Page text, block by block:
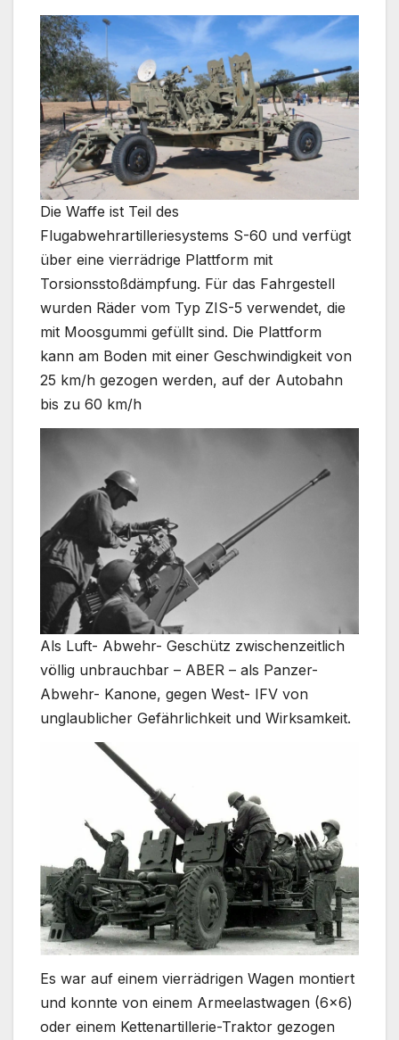
Die Waffe ist Teil des
Flugabwehrartilleriesystems S-60 und verfügt
über eine vierrädrige Plattform mit
Torsionsstoßdämpfung. Für das Fahrgestell
wurden Räder vom Typ ZIS-5 verwendet, die
mit Moosgummi gefüllt sind. Die Plattform
kann am Boden mit einer Geschwindigkeit von
25 km/h gezogen werden, auf der Autobahn
bis zu 60 km/h
Als Luft- Abwehr- Geschütz zwischenzeitlich
völlig unbrauchbar – ABER – als Panzer-
Abwehr- Kanone, gegen West- IFV von
unglaublicher Gefährlichkeit und Wirksamkeit.
Es war auf einem vierrädrigen Wagen montiert
und konnte von einem Armeelastwagen (6×6)
oder einem Kettenartillerie-Traktor gezogen